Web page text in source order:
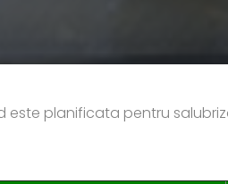
este planificata pentru